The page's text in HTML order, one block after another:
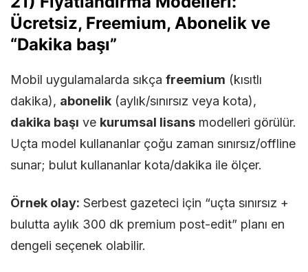
Ücretsiz, Freemium, Abonelik ve
“Dakika başı”
Mobil uygulamalarda sıkça freemium (kısıtlı
dakika), abonelik (aylık/sınırsız veya kota),
dakika başı ve kurumsal lisans modelleri görülür.
Uçta model kullananlar çoğu zaman sınırsız/offline
sunar; bulut kullananlar kota/dakika ile ölçer.
Örnek olay: Serbest gazeteci için “uçta sınırsız +
bulutta aylık 300 dk premium post-edit” planı en
dengeli seçenek olabilir.